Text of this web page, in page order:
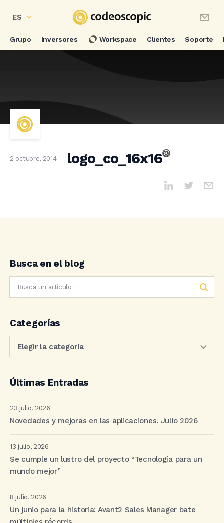
ES
Grupo Inversores Workspace Clientes Soporte
2 octubre, 2014 logo_co_16x16
Busca en el blog
Categorías
Últimas Entradas
23 julio, 2026
Novedades y mejoras en las aplicaciones. Julio 2026
13 julio, 2026
Se cumple un lustro del proyecto “Tecnología para un
mundo mejor”
8 julio, 2026
Un junio para la historia: Avant2 Sales Manager bate